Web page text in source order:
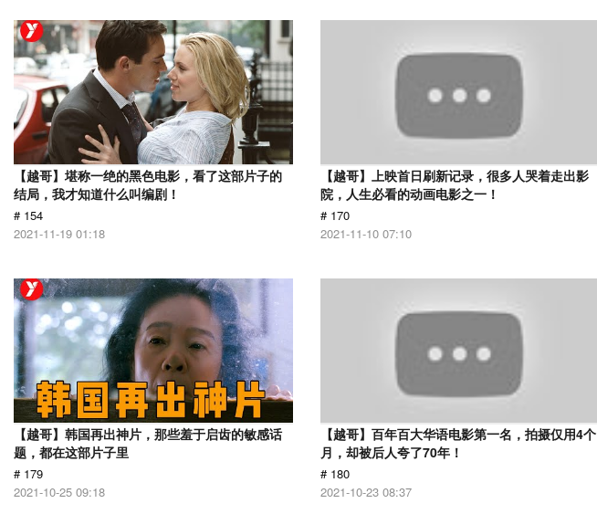
【越哥】堪称一绝的黑色电影，看了这部片子的
结局，我才知道什么叫编剧！
# 154
2021-11-19 01:18
【越哥】上映首日刷新记录，很多人哭着走出影
院，人生必看的动画电影之一！
# 170
2021-11-10 07:10
【越哥】韩国再出神片，那些羞于启齿的敏感话
题，都在这部片子里
# 179
2021-10-25 09:18
【越哥】百年百大华语电影第一名，拍摄仅用4个
月，却被后人夸了70年！
# 180
2021-10-23 08:37